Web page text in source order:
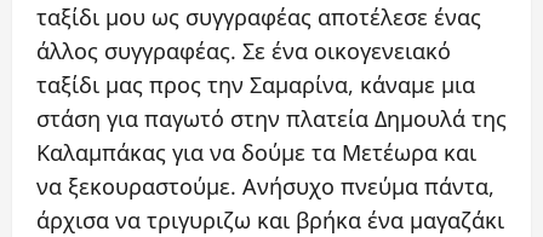
ταξίδι μου ως συγγραφέας αποτέλεσε ένας
άλλος συγγραφέας. Σε ένα οικογενειακό
ταξίδι μας προς την Σαμαρίνα, κάναμε μια
στάση για παγωτό στην πλατεία Δημουλά της
Καλαμπάκας για να δούμε τα Μετέωρα και
να ξεκουραστούμε. Ανήσυχο πνεύμα πάντα,
άρχισα να τριγυριζω και βρήκα ένα μαγαζάκι